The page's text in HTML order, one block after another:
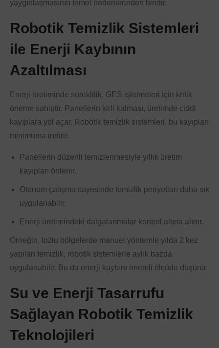
yaygınlaşmasının temel nedenlerinden biridir.
Robotik Temizlik Sistemleri
ile Enerji Kaybının
Azaltılması
Enerji üretiminde süreklilik, GES işletmeleri için kritik
öneme sahiptir. Panellerin kirli kalması, üretimde ciddi
kayıplara yol açar. Robotik temizlik sistemleri, bu kayıpları
minimuma indirir.
Panellerin düzenli temizlenmesiyle yıllık üretim
kayıpları önlenir.
Otonom çalışma sayesinde temizlik periyotları daha sık
uygulanabilir.
Enerji üretimindeki dalgalanmalar kontrol altına alınır.
Örneğin, tozlu bölgelerde manuel yöntemle yılda 2 kez
yapılan temizlik, robotik sistemlerle aylık bazda
uygulanabilir. Bu da enerji kaybını önemli ölçüde düşürür.
Su ve Enerji Tasarrufu
Sağlayan Robotik Temizlik
Teknolojileri